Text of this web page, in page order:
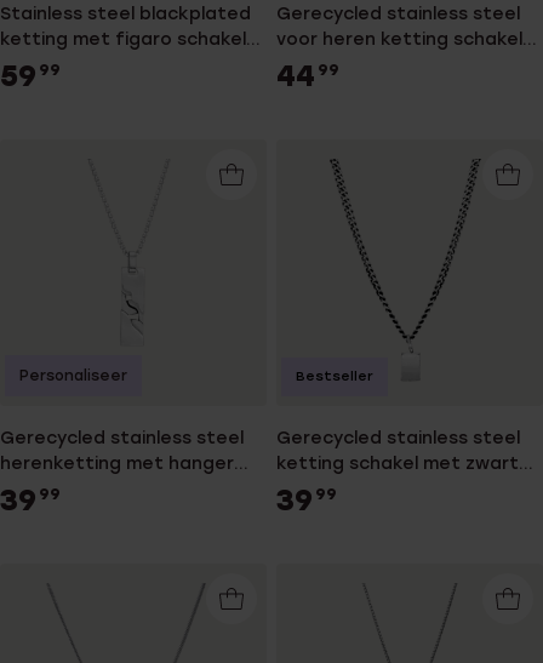
Stainless steel blackplated
ketting met figaro schakels
voor heren
59 99
Gerecycled stainless steel
voor heren ketting schakel
voor heren
44 99
Gerecycled stainless steel
herenketting met hanger
plaat
39 99
Personaliseer
Gerecycled stainless steel
ketting schakel met zwarte
accenten voor heren
39 99
Bestseller